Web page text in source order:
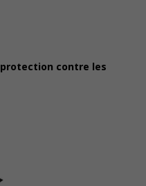
contre les